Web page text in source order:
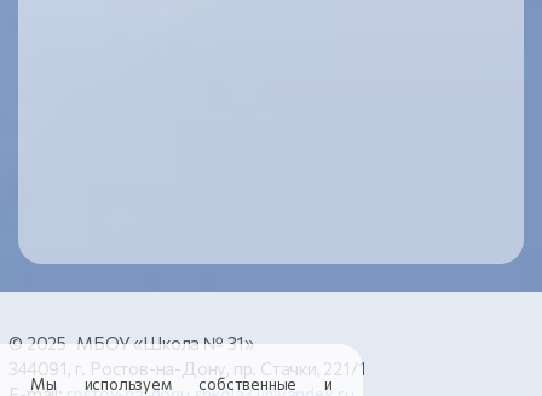
Мы используем собственные и
© 2025 МБОУ «Школа № 31»
344091, г. Ростов-на-Дону, пр. Стачки, 221/1